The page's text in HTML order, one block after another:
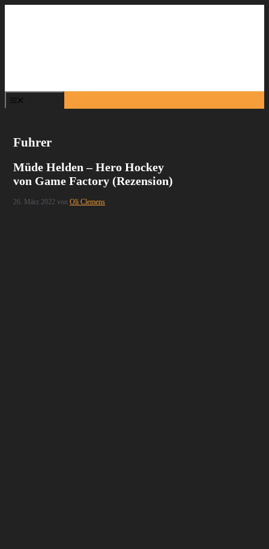
Fuhrer
Müde Helden – Hero Hockey
von Game Factory (Rezension)
26. März 2022 vonOli Clemens